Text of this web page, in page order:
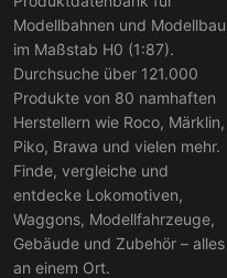
Modellbahnen und Modellbau
im Maßstab H0 (1:87).
Durchsuche über 121.000
Produkte von 80 namhaften
Herstellern wie Roco, Märklin,
Piko, Brawa und vielen mehr.
Finde, vergleiche und
entdecke Lokomotiven,
Waggons, Modellfahrzeuge,
Gebäude und Zubehör – alles
an einem Ort.